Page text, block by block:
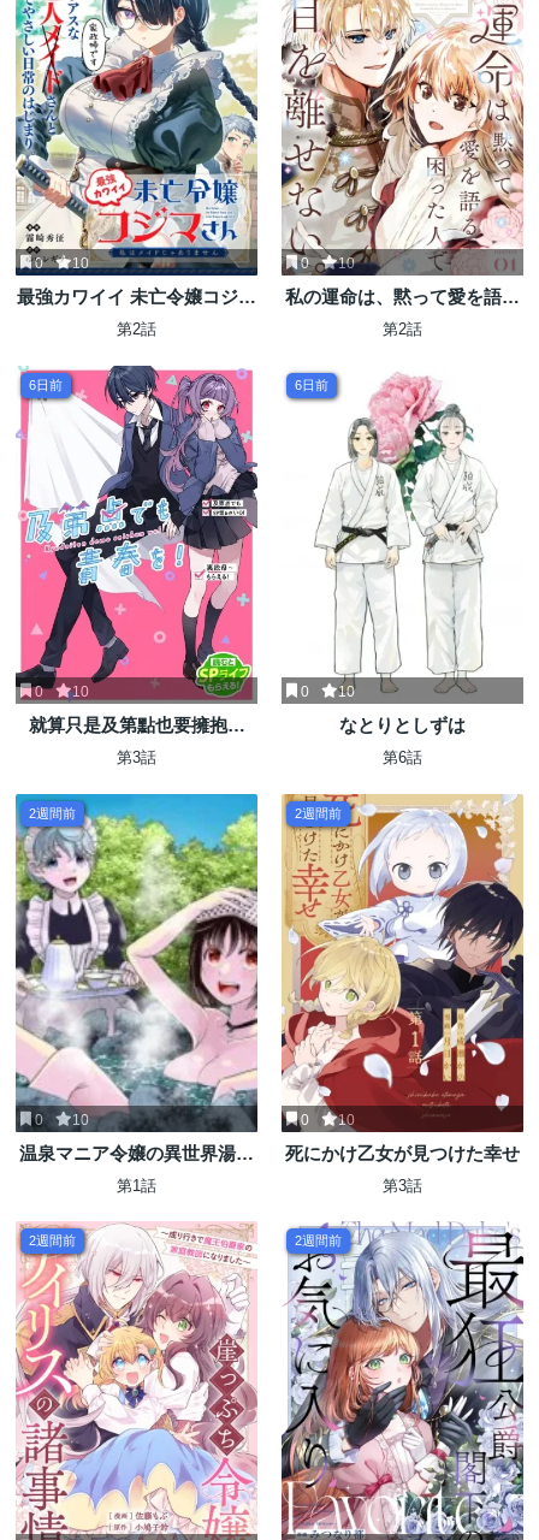
0 10
最強カワイイ 未亡令嬢コジマ
さん～私はメイドじゃありま
第2話
0 10
私の運命は、黙って愛を語る
困った人で目を離せない。～
ぐらに溺愛されました～
第2話
6日前
0 10
就算只是及第點也要擁抱青
春！
第3話
6日前
0 10
なとりとしずは
第6話
2週間前
0 10
温泉マニア令嬢の異世界湯け
むり革命記
第1話
2週間前
0 10
死にかけ乙女が見つけた幸せ
第3話
2週間前 2週間前